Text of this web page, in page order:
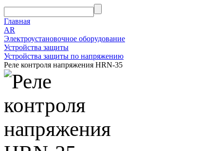
Главная
AR
Электроустановочное оборудование
Устройства защиты
Устройства защиты по напряжению
Реле контроля напряжения HRN-35